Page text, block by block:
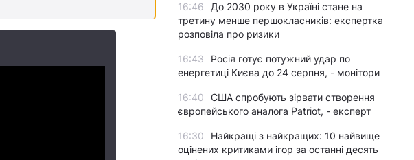
16:46
До 2030 року в Україні стане на
третину менше першокласників: експертка
розповіла про ризики
16:43
Росія готує потужний удар по
енергетиці Києва до 24 серпня, - монітори
16:40
США спробують зірвати створення
європейського аналога Patriot, - експерт
16:30
Найкращі з найкращих: 10 найвище
оцінених критиками ігор за останні десять